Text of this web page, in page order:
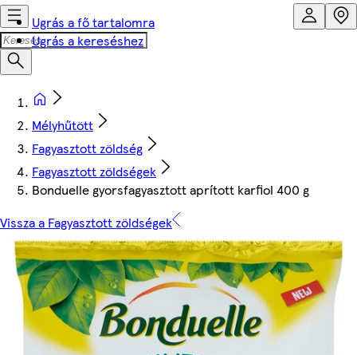
Ugrás a fő tartalomra
Ugrás a kereséshez
Mélyhűtött
Fagyasztott zöldség
Fagyasztott zöldségek
Bonduelle gyorsfagyasztott aprított karfiol 400 g
Vissza a Fagyasztott zöldségek